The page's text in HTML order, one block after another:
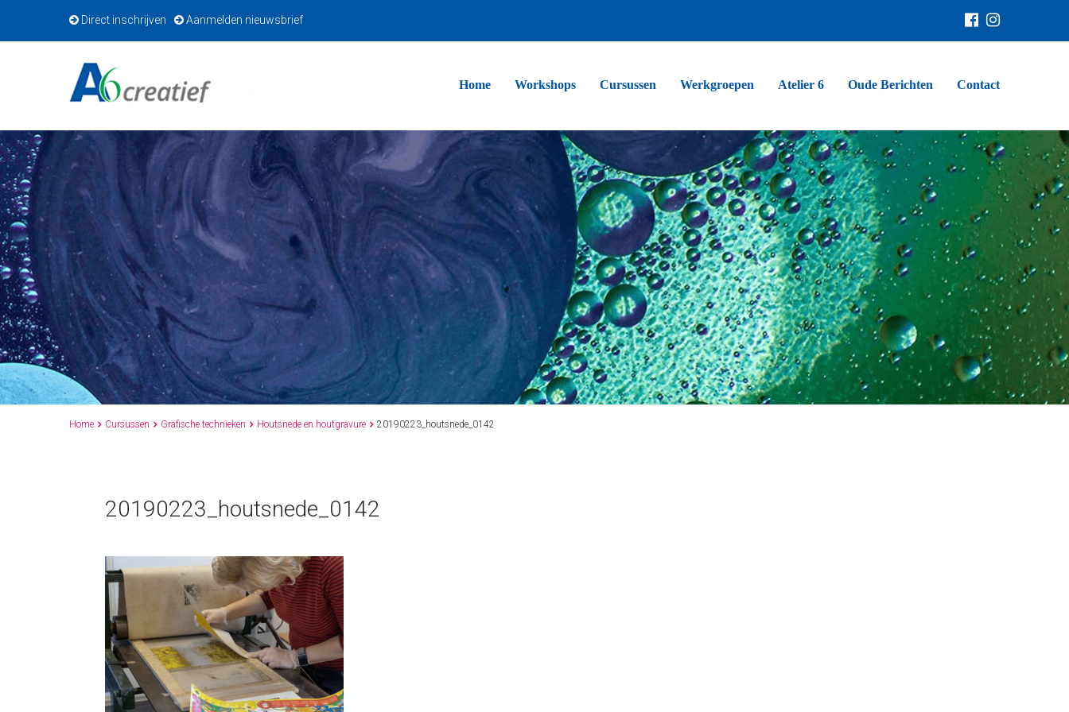
Direct inschrijven Aanmelden nieuwsbrief
Home Workshops Cursussen Werkgroepen Atelier 6 Oude Berichten Contact
Home  Cursussen  Grafische technieken  Houtsnede en houtgravure  20190223_houtsnede_0142
20190223_houtsnede_0142